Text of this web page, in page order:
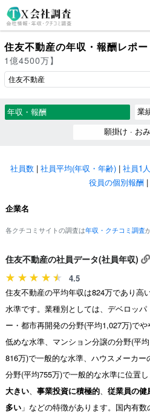
住友不動産の年収・報酬レポー
1億4500万】
年収・報酬
業
願掛け · お
社員数 | 社員平均(年収・年齢) | 社員1
役員の個別報酬 |
企業名
各クチコミサイトの調査は年収・クチコミ調査
住友不動産の社員データ(社員年収)
4.5
住友不動産の平均年収は824万であり高
水準です。業種別としては、デベロッパ
ー・都市再開発の分野(平均1,027万)でや
低めな水準、マンション分譲の分野(平均
816万)で一般的な水準、ハウスメーカー
分野(平均755万)で一般的な水準に位置
大きい、 事業投資に積極的、 従業員の健
多い 」などの特徴があります。国内有